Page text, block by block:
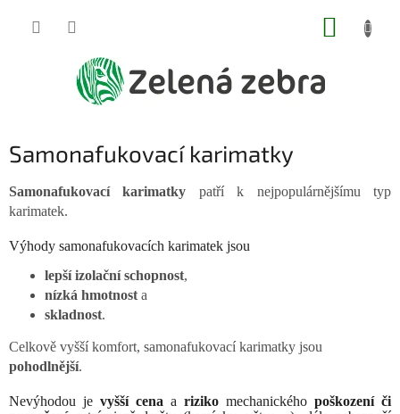
Samonafukovací karimatky
Samonafukovací karimatky patří k nejpopulárnějšímu typ
karimatek.
Výhody samonafukovacích karimatek jsou
lepší izolační schopnost,
nízká hmotnost a
skladnost.
Celkově vyšší komfort, samonafukovací karimatky jsou
pohodlnější.
Nevýhodou je vyšší cena a riziko mechanického poškození či